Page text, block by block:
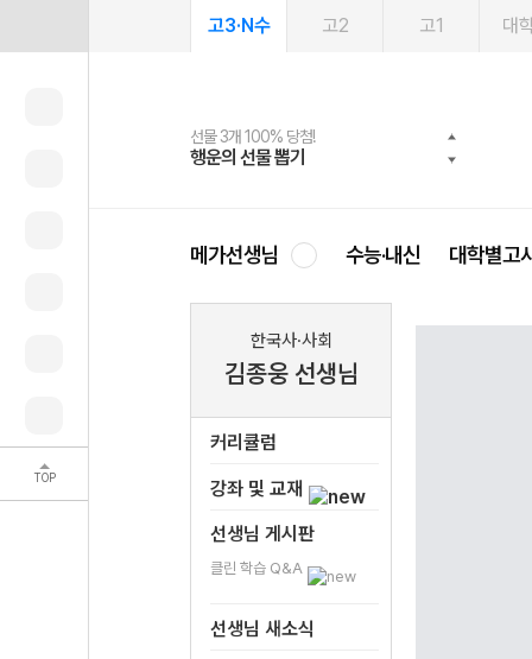
TOP
고3·N수 고2 고1 대
선물 3개 100% 당첨!
행운의 선물 뽑기
선물 100% 증정!
메가스터디 X 올리브
여름방학 스터디 캐시백
메가런 썸머스쿨
2027 러셀 단과
강사 공개선발
스마트러닝앱
설문 EVENT
메가패스
3일 무료 체험권
메가패스 수강생 무료혜택!
메가클럽 멤버십
사회공헌 캠페인
희망이룸 메가나눔
메가선생님 수능·내신 대학별고
한국사·사회
김종웅 선생님
커리큘럼
강좌 및 교재
선생님 게시판
클린 학습 Q&A
선생님 새소식